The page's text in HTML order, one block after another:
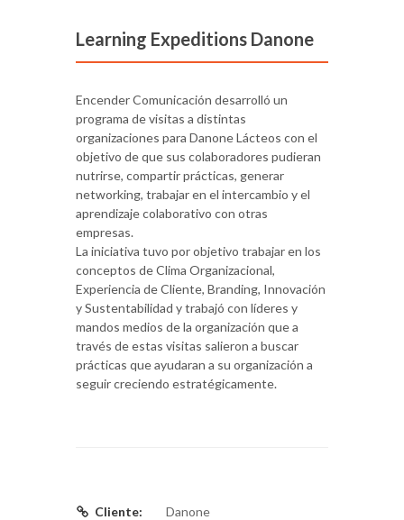
Learning Expeditions Danone
Encender Comunicación desarrolló un
programa de visitas a distintas
organizaciones para Danone Lácteos con el
objetivo de que sus colaboradores pudieran
nutrirse, compartir prácticas, generar
networking, trabajar en el intercambio y el
aprendizaje colaborativo con otras
empresas.
La iniciativa tuvo por objetivo trabajar en los
conceptos de Clima Organizacional,
Experiencia de Cliente, Branding, Innovación
y Sustentabilidad y trabajó con líderes y
mandos medios de la organización que a
través de estas visitas salieron a buscar
prácticas que ayudaran a su organización a
seguir creciendo estratégicamente.
Cliente:
Danone